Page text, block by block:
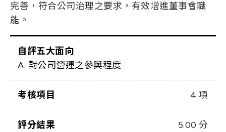
完善，符合公司治理之要求，有效增進董事會職
能。
自評五大面向
A. 對公司營運之參與程度
考核項目 4 項
評分結果 5.00 分